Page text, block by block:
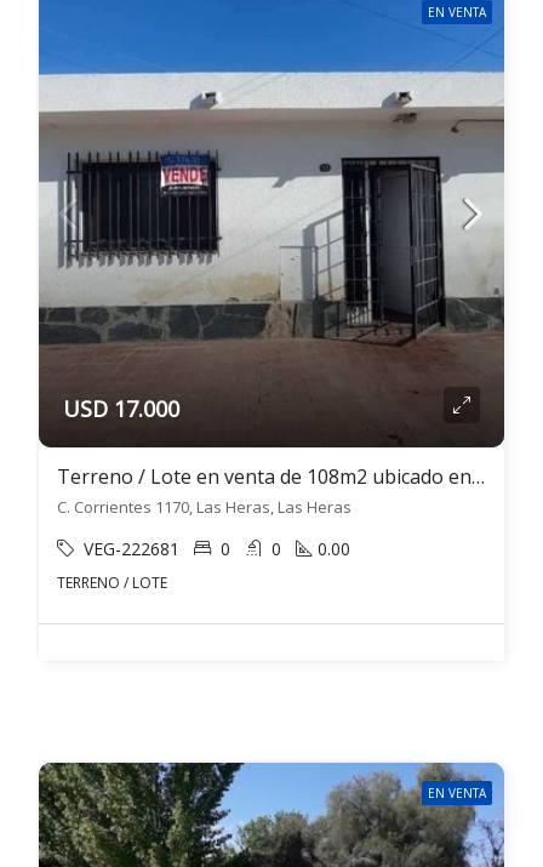
EN VENTA
USD 17.000
Terreno / Lote en venta de 108m2 ubicado en Las Heras
C. Corrientes 1170, Las Heras, Las Heras
VEG-222681 0 0 0.00
TERRENO / LOTE
EN VENTA